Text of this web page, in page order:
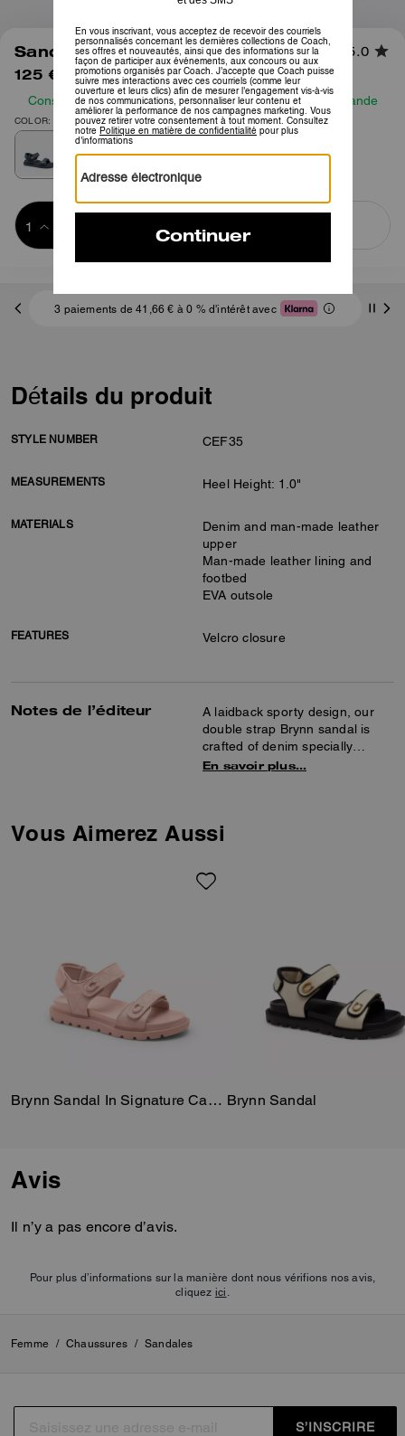
1/6
Sandale Brynn en Denim Loved 5.0
125 € 195 €
Consultez notre guide des tailles avant de passer commande
COLOR: Indigo Sombre
ACHETER MAINTENANT
3 paiements de 41,66 € à 0 % d'intérêt avec
Détails du produit
STYLE NUMBER CEF35
MEASUREMENTS Heel Height: 1.0"
MATERIALS
Denim and man-made leather
upper
Man-made leather lining and
footbed
EVA outsole
FEATURES Velcro closure
Notes de l’éditeur
A laidback sporty design, our
double strap Brynn sandal is
crafted of denim specially
treated for a loveworn look.
for on-and-off ease, it’s finished
En savoir plus…
Vous Aimerez Aussi
Brynn Sandal In Signature Canvas Brynn Sandal
Avis
Il n’y a pas encore d’avis.
Pour plus d’informations sur la manière dont nous vérifions nos avis,
cliquez ici
Femme / Chaussures / Sandales
S’INSCRIRE